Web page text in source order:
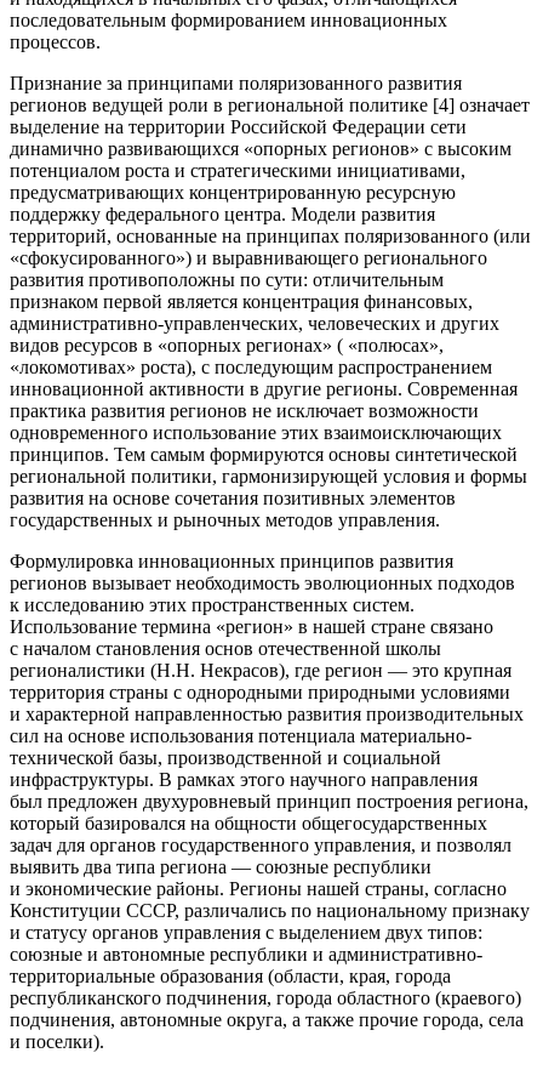
последовательным формированием инновационных
процессов.
Признание за принципами поляризованного развития
регионов ведущей роли в региональной политике [4] означает
выделение на территории Российской Федерации сети
динамично развивающихся «опорных регионов» с высоким
потенциалом роста и стратегическими инициативами,
предусматривающих концентрированную ресурсную
поддержку федерального центра. Модели развития
территорий, основанные на принципах поляризованного (или
«сфокусированного») и выравнивающего регионального
развития противоположны по сути: отличительным
признаком первой является концентрация финансовых,
административно-управленческих, человеческих и других
видов ресурсов в «опорных регионах» ( «полюсах»,
«локомотивах» роста), с последующим распространением
инновационной активности в другие регионы. Современная
практика развития регионов не исключает возможности
одновременного использование этих взаимоисключающих
принципов. Тем самым формируются основы синтетической
региональной политики, гармонизирующей условия и формы
развития на основе сочетания позитивных элементов
государственных и рыночных методов управления.
Формулировка инновационных принципов развития
регионов вызывает необходимость эволюционных подходов
к исследованию этих пространственных систем.
Использование термина «регион» в нашей стране связано
с началом становления основ отечественной школы
регионалистики (Н.Н. Некрасов), где регион ― это крупная
территория страны с однородными природными условиями
и характерной направленностью развития производительных
сил на основе использования потенциала материально-
технической базы, производственной и социальной
инфраструктуры. В рамках этого научного направления
был предложен двухуровневый принцип построения региона,
который базировался на общности общегосударственных
задач для органов государственного управления, и позволял
выявить два типа региона ― союзные республики
и экономические районы. Регионы нашей страны, согласно
Конституции СССР, различались по национальному признаку
и статусу органов управления с выделением двух типов:
союзные и автономные республики и административно-
территориальные образования (области, края, города
республиканского подчинения, города областного (краевого)
подчинения, автономные округа, а также прочие города, села
и поселки).